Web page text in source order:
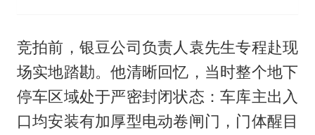
竞拍前，银豆公司负责人袁先生专程赴现
场实地踏勘。他清晰回忆，当时整个地下
停车区域处于严密封闭状态：车库主出入
口均安装有加厚型电动卷闸门，门体醒目